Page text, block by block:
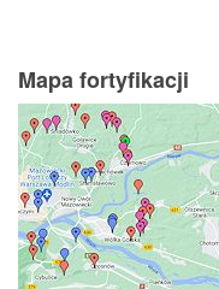
Mapa fortyfikacji